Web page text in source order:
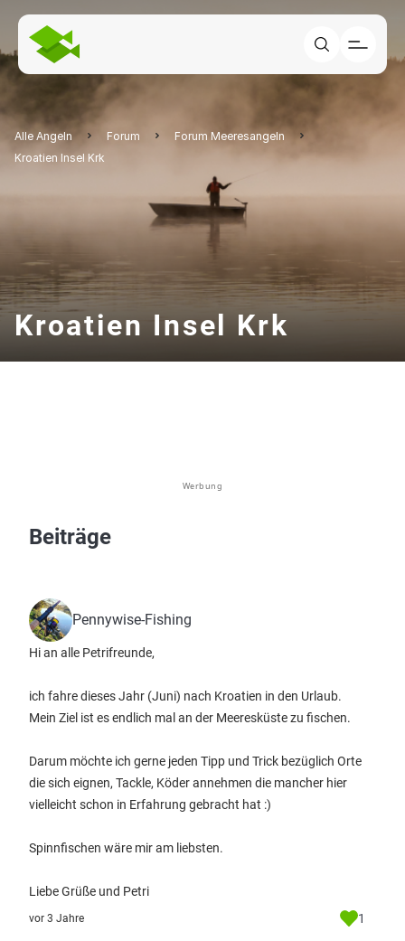
Alle Angeln Forum
Forum Meeresangeln
Kroatien Insel Krk
Kroatien Insel Krk
Werbung
Beiträge
Pennywise-Fishing
Hi an alle Petrifreunde,
ich fahre dieses Jahr (Juni) nach Kroatien in den Urlaub.
Mein Ziel ist es endlich mal an der Meeresküste zu fischen.
Darum möchte ich gerne jeden Tipp und Trick bezüglich Orte
die sich eignen, Tackle, Köder annehmen die mancher hier
vielleicht schon in Erfahrung gebracht hat :)
Spinnfischen wäre mir am liebsten.
Liebe Grüße und Petri
vor 3 Jahre 1